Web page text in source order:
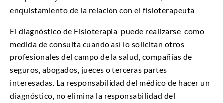
enquistamiento de la relación con el fisioterapeuta
El diagnóstico de Fisioterapia puede realizarse como
medida de consulta cuando así lo solicitan otros
profesionales del campo de la salud, compañías de
seguros, abogados, jueces o terceras partes
interesadas. La responsabilidad del médico de hacer un
diagnóstico, no elimina la responsabilidad del